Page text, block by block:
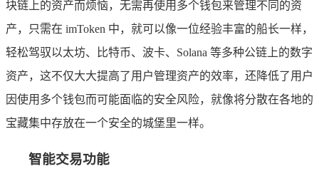
块链上的资产而烦恼，无需再使用多个钱包来管理不同的资
产，只需在 imToken 中，就可以像一位经验丰富的船长一样，
轻松驾驭以太坊、比特币、波卡、Solana 等多种公链上的数字
资产，这不仅大大提高了用户管理资产的效率，还降低了用户
因使用多个钱包而可能面临的安全风险，就像将分散在各地的
宝藏集中存放在一个安全的城堡里一样。
智能交易功能